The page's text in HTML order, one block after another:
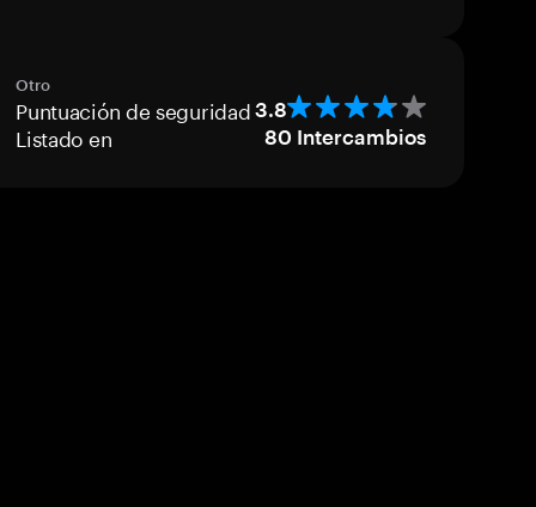
Otro
Puntuación de seguridad 3.8
Listado en 80 Intercambios